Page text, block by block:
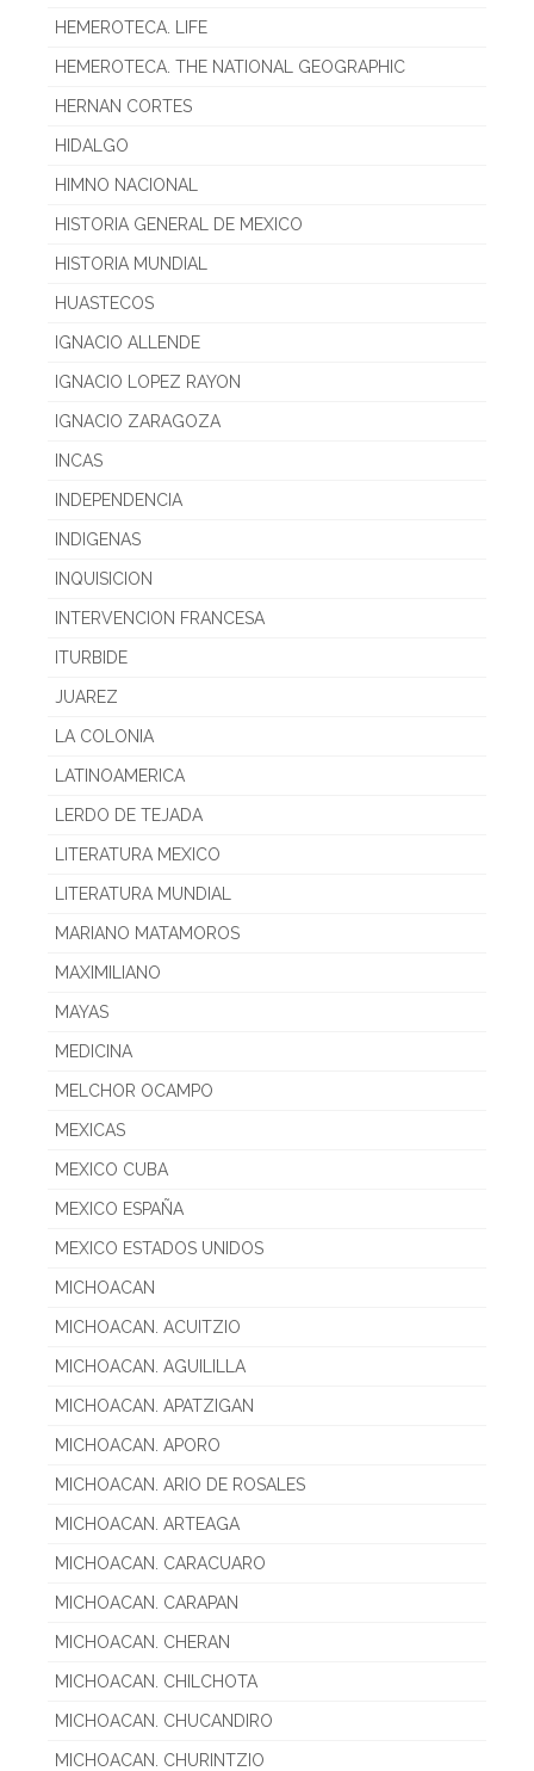
HEMEROTECA. LIFE
HEMEROTECA. THE NATIONAL GEOGRAPHIC
HERNAN CORTES
HIDALGO
HIMNO NACIONAL
HISTORIA GENERAL DE MEXICO
HISTORIA MUNDIAL
HUASTECOS
IGNACIO ALLENDE
IGNACIO LOPEZ RAYON
IGNACIO ZARAGOZA
INCAS
INDEPENDENCIA
INDIGENAS
INQUISICION
INTERVENCION FRANCESA
ITURBIDE
JUAREZ
LA COLONIA
LATINOAMERICA
LERDO DE TEJADA
LITERATURA MEXICO
LITERATURA MUNDIAL
MARIANO MATAMOROS
MAXIMILIANO
MAYAS
MEDICINA
MELCHOR OCAMPO
MEXICAS
MEXICO CUBA
MEXICO ESPAÑA
MEXICO ESTADOS UNIDOS
MICHOACAN
MICHOACAN. ACUITZIO
MICHOACAN. AGUILILLA
MICHOACAN. APATZIGAN
MICHOACAN. APORO
MICHOACAN. ARIO DE ROSALES
MICHOACAN. ARTEAGA
MICHOACAN. CARACUARO
MICHOACAN. CARAPAN
MICHOACAN. CHERAN
MICHOACAN. CHILCHOTA
MICHOACAN. CHUCANDIRO
MICHOACAN. CHURINTZIO